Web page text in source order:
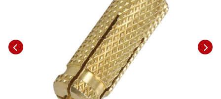
Новинки
Документация